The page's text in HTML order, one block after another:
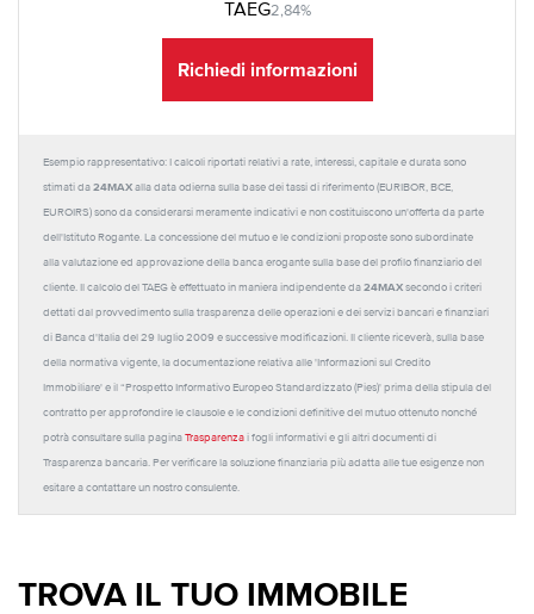
TAEG2,84%
Richiedi informazioni
Esempio rappresentativo: I calcoli riportati relativi a rate, interessi, capitale e durata sono
stimati da 24MAX alla data odierna sulla base dei tassi di riferimento (EURIBOR, BCE,
EUROIRS) sono da considerarsi meramente indicativi e non costituiscono un'offerta da parte
dell'Istituto Rogante. La concessione del mutuo e le condizioni proposte sono subordinate
alla valutazione ed approvazione della banca erogante sulla base del profilo finanziario del
cliente. Il calcolo del TAEG è effettuato in maniera indipendente da 24MAX secondo i criteri
dettati dal provvedimento sulla trasparenza delle operazioni e dei servizi bancari e finanziari
di Banca d'Italia del 29 luglio 2009 e successive modificazioni. Il cliente riceverà, sulla base
della normativa vigente, la documentazione relativa alle 'Informazioni sul Credito
Immobiliare' e il “Prospetto Informativo Europeo Standardizzato (Pies)' prima della stipula del
contratto per approfondire le clausole e le condizioni definitive del mutuo ottenuto nonché
potrà consultare sulla pagina Trasparenza i fogli informativi e gli altri documenti di
Trasparenza bancaria. Per verificare la soluzione finanziaria più adatta alle tue esigenze non
esitare a contattare un nostro consulente.
TROVA IL TUO IMMOBILE